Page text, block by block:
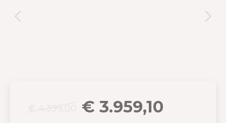
€ 3.959,10